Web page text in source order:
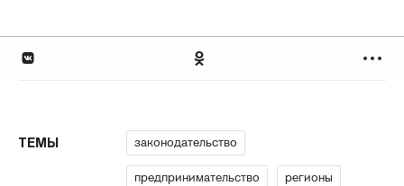
ТЕМЫ законодательство
предпринимательство регионы